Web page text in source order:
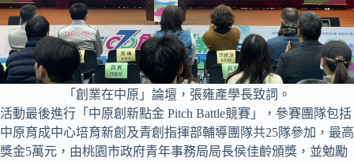
「創業在中原」論壇，張雍產學長致詞。
活動最後進行「中原創新點金 Pitch Battle競賽」，參賽團隊包括
中原育成中心培育新創及青創指揮部輔導團隊共25隊參加，最高
獎金5萬元，由桃園市政府青年事務局局長侯佳齡頒獎，並勉勵